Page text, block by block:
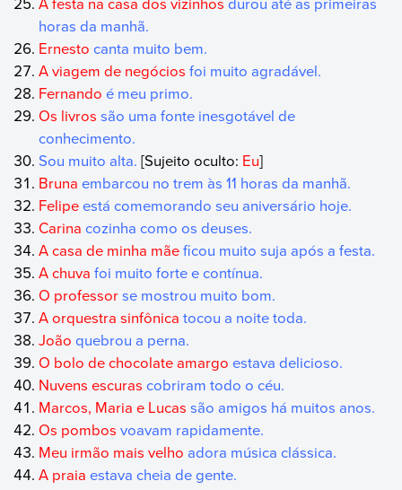
horas da manhã.
Ernesto canta muito bem.
A viagem de negócios foi muito agradável.
Fernando é meu primo.
Os livros são uma fonte inesgotável de
conhecimento.
Sou muito alta. [Sujeito oculto: Eu]
Bruna embarcou no trem às 11 horas da manhã.
Felipeestá comemorando seu aniversário hoje.
Carina cozinha como os deuses.
A casa de minha mãeficou muito suja após a festa.
A chuva foi muito forte e contínua.
O professorse mostrou muito bom.
A orquestra sinfônicatocou a noite toda.
João quebrou a perna.
O bolo de chocolate amargo estava delicioso.
Nuvens escuras cobriram todo o céu.
Marcos, Maria e Lucas são amigos há muitos anos.
Os pombos voavam rapidamente.
Meu irmão mais velhoadora música clássica.
A praia estava cheia de gente.